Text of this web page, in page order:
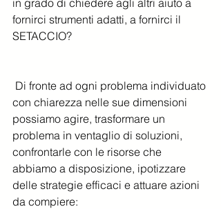
fornirci strumenti adatti, a fornirci il
SETACCIO?
con chiarezza nelle sue dimensioni
possiamo agire, trasformare un
problema in ventaglio di soluzioni,
confrontarle con le risorse che
abbiamo a disposizione, ipotizzare
delle strategie efficaci e attuare azioni
da compiere: